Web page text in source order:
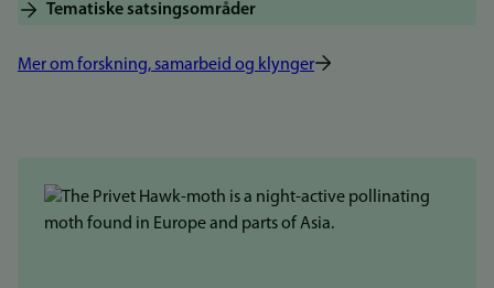
Tematiske satsingsområder
Mer om forskning, samarbeid og klynger